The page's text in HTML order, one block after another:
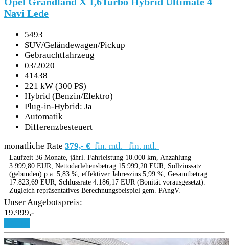
Navi Lede
5493
SUV/Geländewagen/Pickup
Gebrauchtfahrzeug
03/2020
41438
221 kW (300 PS)
Hybrid (Benzin/Elektro)
Plug-in-Hybrid: Ja
Automatik
Differenzbesteuert
monatliche Rate 379,- € fin. mtl. fin. mtl.
Laufzeit 36 Monate, jährl. Fahrleistung 10.000 km, Anzahlung
3.999,80 EUR, Nettodarlehensbetrag 15.999,20 EUR, Sollzinssatz
(gebunden) p.a. 5,83 %, effektiver Jahreszins 5,99 %, Gesamtbetrag
17.823,69 EUR, Schlussrate 4.186,17 EUR (Bonität vorausgesetzt).
Zugleich repräsentatives Berechnungsbeispiel gem. PAngV.
Unser Angebotspreis:
19.999,-